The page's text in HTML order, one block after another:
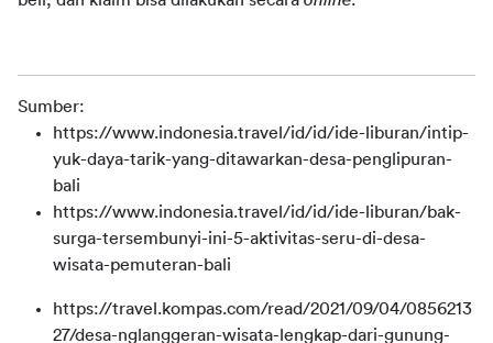
Sumber:
https://www.indonesia.travel/id/id/ide-liburan/intip-
yuk-daya-tarik-yang-ditawarkan-desa-penglipuran-
bali
https://www.indonesia.travel/id/id/ide-liburan/bak-
surga-tersembunyi-ini-5-aktivitas-seru-di-desa-
wisata-pemuteran-bali
https://travel.kompas.com/read/2021/09/04/0856213
27/desa-nglanggeran-wisata-lengkap-dari-gunung-